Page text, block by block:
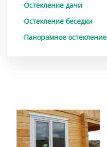
Остекление дачи
Остекление беседки
Панорамное остекление